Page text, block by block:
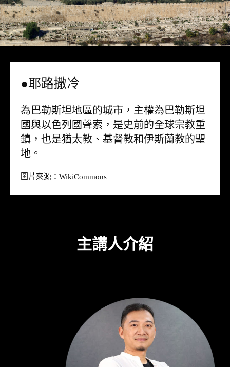
●耶路撒冷
為巴勒斯坦地區的城市，主權為巴勒斯坦
國與以色列國聲索，是史前的全球宗教重
鎮，也是猶太教、基督教和伊斯蘭教的聖
地。
圖片來源： WikiCommons
主講人介紹